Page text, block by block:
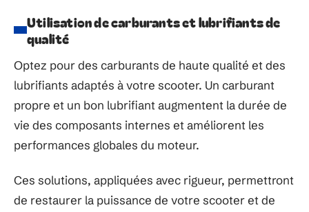
Utilisation de carburants et lubrifiants de
qualité
Optez pour des carburants de haute qualité et des
lubrifiants adaptés à votre scooter. Un carburant
propre et un bon lubrifiant augmentent la durée de
vie des composants internes et améliorent les
performances globales du moteur.
Ces solutions, appliquées avec rigueur, permettront
de restaurer la puissance de votre scooter et de